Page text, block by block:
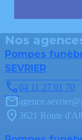
Nos
Pompes
SEVRIER
04 11 27 01 70
3621 Route